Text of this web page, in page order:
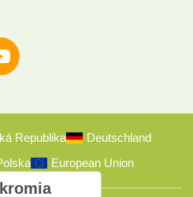
Republika
Deutschland
European Union